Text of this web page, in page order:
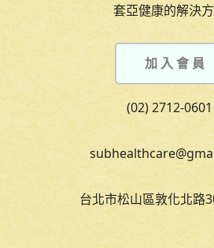
套亞健康的解決
加入會員
(02) 2712-0601
台北市松山區敦化北路